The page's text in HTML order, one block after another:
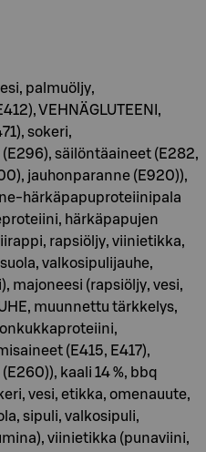
palmuöljy,
VEHNÄGLUTEENI,
sokeri,
säilöntäaineet (E282,
jauhonparanne (E920)),
härkäpapuproteiinipala
härkäpapujen
rapsiöljy, viinietikka,
valkosipulijauhe,
majoneesi (rapsiöljy, vesi,
muunnettu tärkkelys,
(E415, E417),
kaali 14 %, bbq
vesi, etikka, omenauute,
sipuli, valkosipuli,
viinietikka (punaviini,